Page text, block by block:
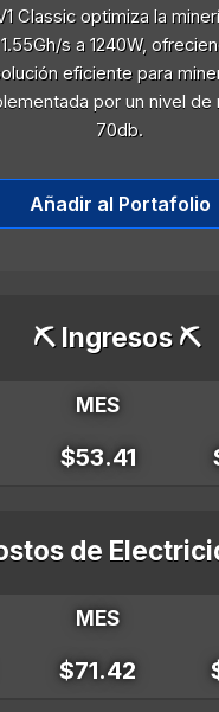
Classic optimiza la
s a 1240W,
eficiente para
por un nivel de
70db.
Añadir al Portafolio
⛏️ Ingresos ⛏️
MES
$53.41
de
MES
$71.42